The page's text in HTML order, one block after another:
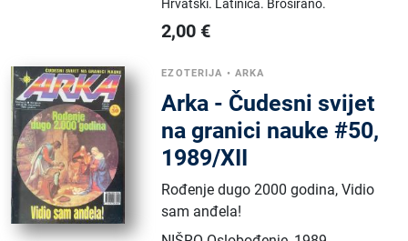
Hrvatski. Latinica. Broširano.
2,00 €
EZOTERIJA • ARKA
Arka - Čudesni svijet
na granici nauke #50,
1989/XII
Rođenje dugo 2000 godina, Vidio
sam anđela!